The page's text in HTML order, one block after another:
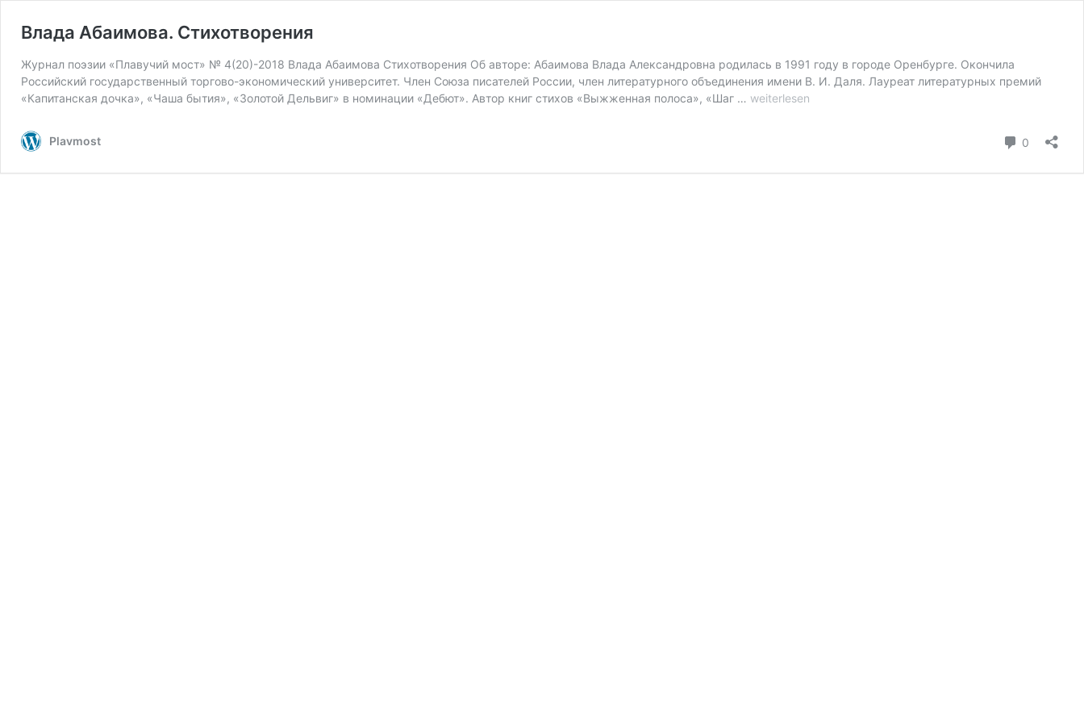
Влада Абаимова. Стихотворения
Журнал поэзии «Плавучий мост» № 4(20)-2018 Влада Абаимова Стихотворения Об авторе: Абаимова Влада Александровна родилась в 1991 году в городе Оренбурге. Окончила
Российский государственный торгово-экономический университет. Член Союза писателей России, член литературного объединения имени В. И. Даля. Лауреат литературных премий
«Капитанская дочка», «Чаша бытия», «Золотой Дельвиг» в номинации «Дебют». Автор книг стихов «Выжженная полоса», «Шаг … Влада
weiterlesen
Plavmost 0